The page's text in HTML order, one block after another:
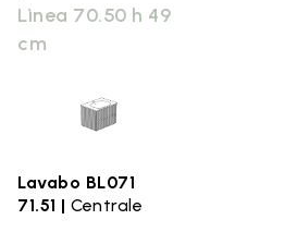
Lìnea 70.50 h 49
cm
Lavabo BL071
71.51 | Centrale